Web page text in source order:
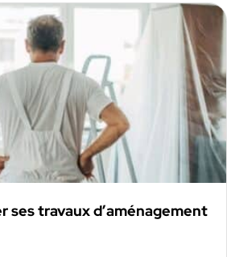
ses travaux d’aménagement